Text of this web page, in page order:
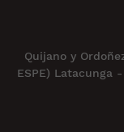
Quijano y
ESPE) Latacunga